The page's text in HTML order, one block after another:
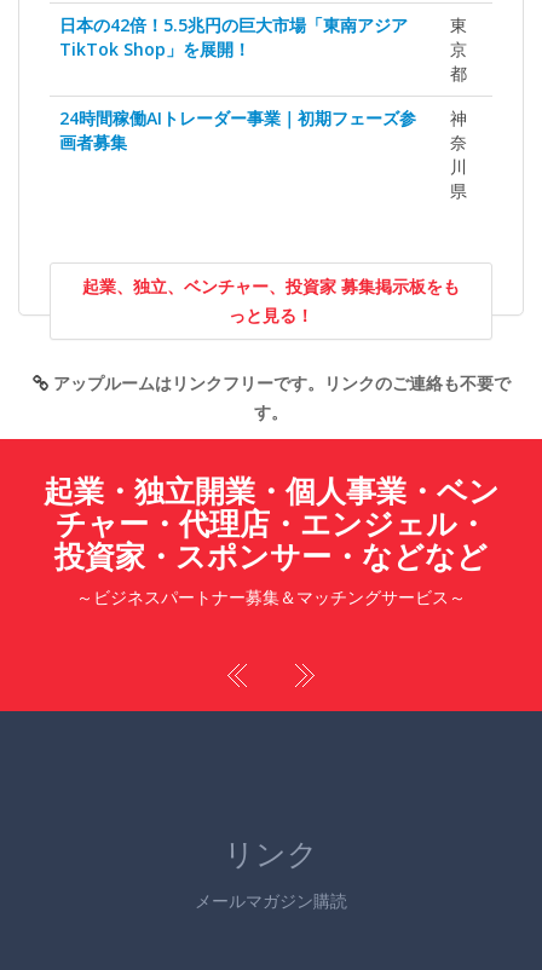
日本の42倍！5.5兆円の巨大市場「東南アジア
TikTok Shop」を展開！
東
京
都
24時間稼働AIトレーダー事業｜初期フェーズ参
画者募集
神
奈
川
県
起業、独立、ベンチャー、投資家 募集掲示板をも
っと見る！
アップルームはリンクフリーです。リンクのご連絡も不要で
す。
起業・独立開業・個人事業・ベン
チャー・代理店・エンジェル・
投資家・スポンサー・などなど
～ビジネスパートナー募集＆マッチングサービス～
リンク
メールマガジン購読